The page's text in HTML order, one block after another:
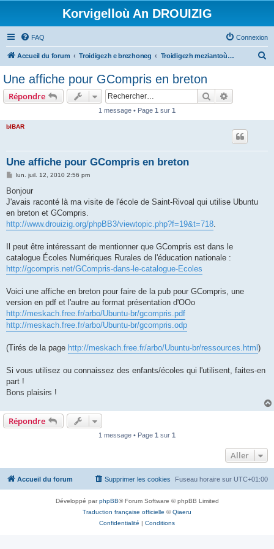
Korvigelloù An DROUIZIG
FAQ Connexion
Accueil du forum Troidigezh e brezhoneg Troidigezh meziantoù all (frank a wirioù evit an darn vrasañ anezho)
Une affiche pour GCompris en breton
Répondre Rechercher
1 message • Page 1 sur 1
bIBAR
Une affiche pour GCompris en breton
M
s
a
g
lun. juil. 12, 2010 2:56 pm
Bonjour
J'avais raconté là ma visite de l'école de Saint-Rivoal qui utilise Ubuntu
en breton et GCompris.
http://www.drouizig.org/phpBB3/viewtopic.php?f=19&t=718.
Il peut être intéressant de mentionner que GCompris est dans le
catalogue Écoles Numériques Rurales de l'éducation nationale :
http://gcompris.net/GCompris-dans-le-catalogue-Ecoles
Voici une affiche en breton pour faire de la pub pour GCompris, une
version en pdf et l'autre au format présentation d'OOo
http://meskach.free.fr/arbo/Ubuntu-br/gcompris.pdf
http://meskach.free.fr/arbo/Ubuntu-br/gcompris.odp
(Tirés de la page http://meskach.free.fr/arbo/Ubuntu-br/ressources.html )
Si vous utilisez ou connaissez des enfants/écoles qui l'utilisent, faites-en
part !
Bons plaisirs !
Répondre
1 message • Page 1 sur 1
Aller
Accueil du forum Fuseau horaire sur UTC+01:00
Supprimer les cookies
Développé parphpBB® Forum Software © phpBB Limited
Traduction française officielle ©Qiaeru
Confidentialité | Conditions